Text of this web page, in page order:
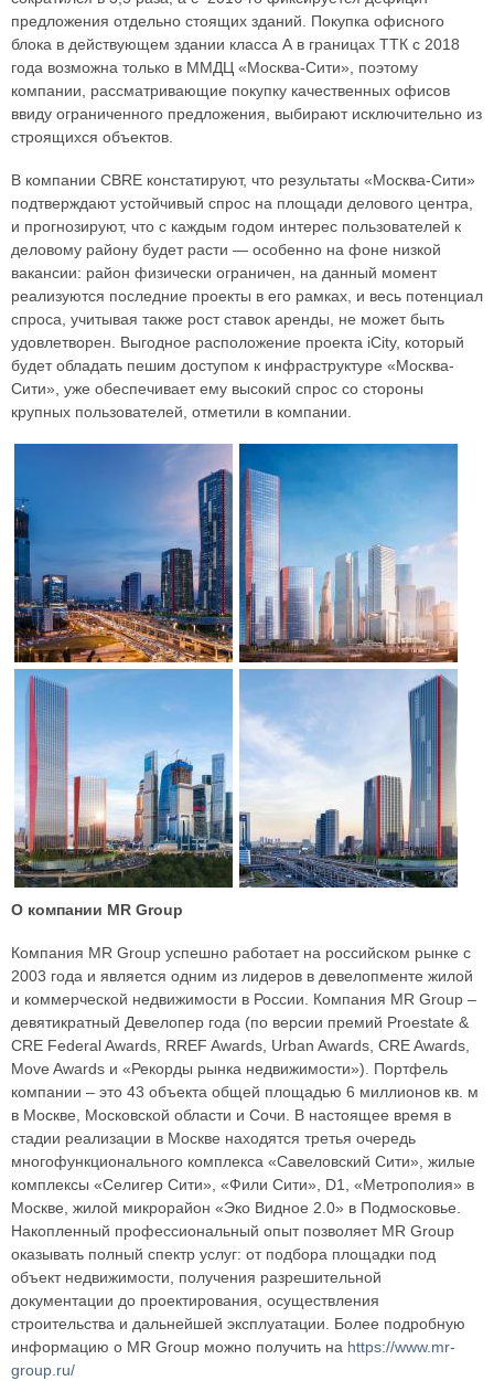
предложения отдельно стоящих зданий. Покупка офисного
блока в действующем здании класса А в границах ТТК с 2018
года возможна только в ММДЦ «Москва-Сити», поэтому
компании, рассматривающие покупку качественных офисов
ввиду ограниченного предложения, выбирают исключительно из
строящихся объектов.
В компании CBRE констатируют, что результаты «Москва-Сити»
подтверждают устойчивый спрос на площади делового центра,
и прогнозируют, что с каждым годом интерес пользователей к
деловому району будет расти — особенно на фоне низкой
вакансии: район физически ограничен, на данный момент
реализуются последние проекты в его рамках, и весь потенциал
спроса, учитывая также рост ставок аренды, не может быть
удовлетворен. Выгодное расположение проекта iCity, который
будет обладать пешим доступом к инфраструктуре «Москва-
Сити», уже обеспечивает ему высокий спрос со стороны
крупных пользователей, отметили в компании.
О компании MR Group
Компания MR Group успешно работает на российском рынке с
2003 года и является одним из лидеров в девелопменте жилой
и коммерческой недвижимости в России. Компания MR Group –
девятикратный Девелопер года (по версии премий Proestate &
CRE Federal Awards, RREF Awards, Urban Awards, CRE Awards,
Move Awards и «Рекорды рынка недвижимости»). Портфель
компании – это 43 объекта общей площадью 6 миллионов кв. м
в Москве, Московской области и Сочи. В настоящее время в
стадии реализации в Москве находятся третья очередь
многофункционального комплекса «Савеловский Сити», жилые
комплексы «Селигер Сити», «Фили Сити», D1, «Метрополия» в
Москве, жилой микрорайон «Эко Видное 2.0» в Подмосковье.
Накопленный профессиональный опыт позволяет MR Group
оказывать полный спектр услуг: от подбора площадки под
объект недвижимости, получения разрешительной
документации до проектирования, осуществления
строительства и дальнейшей эксплуатации. Более подробную
информацию о MR Group можно получить на https://www.mr-
group.ru/